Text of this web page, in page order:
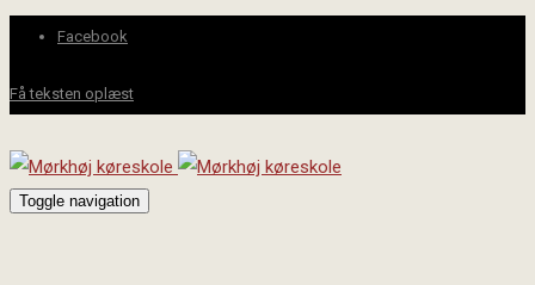
Facebook
Få teksten oplæst
Toggle navigation